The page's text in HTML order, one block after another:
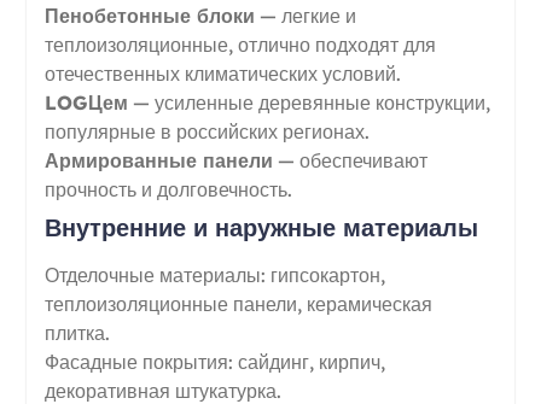
Пенобетонные блоки — легкие и
теплоизоляционные, отлично подходят для
отечественных климатических условий.
LOGЦем — усиленные деревянные конструкции,
популярные в российских регионах.
Армированные панели — обеспечивают
прочность и долговечность.
Внутренние и наружные материалы
Отделочные материалы: гипсокартон,
теплоизоляционные панели, керамическая
плитка.
Фасадные покрытия: сайдинг, кирпич,
декоративная штукатурка.